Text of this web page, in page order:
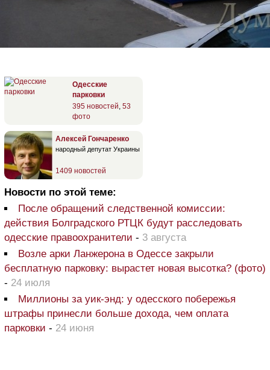
Одесские
парковки
395 новостей, 53
фото
Алексей Гончаренко
народный депутат Украины
1409 новостей
Новости по этой теме:
После обращений следственной комиссии:
действия Болградского РТЦК будут расследовать
одесские правоохранители - 3 августа
Возле арки Ланжерона в Одессе закрыли
бесплатную парковку: вырастет новая высотка? (фото)
- 24 июля
Миллионы за уик-энд: у одесского побережья
штрафы принесли больше дохода, чем оплата
парковки - 24 июня